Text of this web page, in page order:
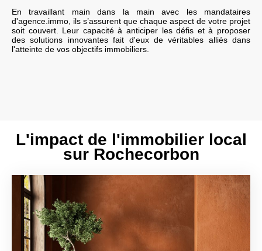
En travaillant main dans la main avec les mandataires
d'agence.immo, ils s’assurent que chaque aspect de votre projet
soit couvert. Leur capacité à anticiper les défis et à proposer
des solutions innovantes fait d'eux de véritables alliés dans
l'atteinte de vos objectifs immobiliers.
L'impact de l'immobilier local
sur Rochecorbon